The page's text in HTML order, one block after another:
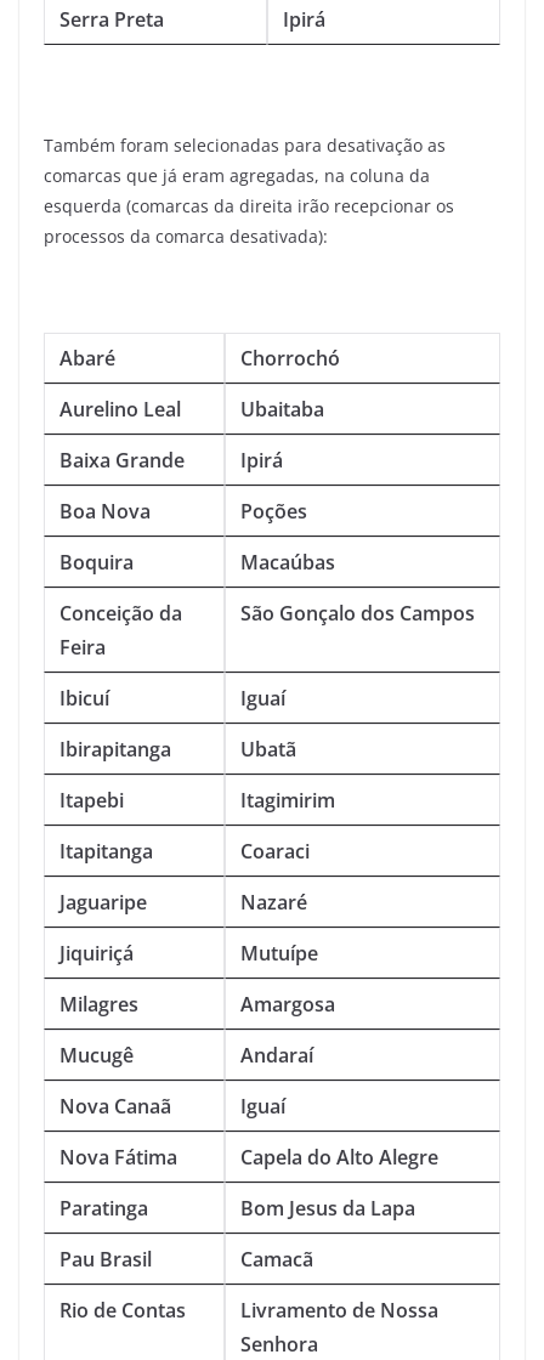
Serra Preta Ipirá
Também foram selecionadas para desativação as
comarcas que já eram agregadas, na coluna da
esquerda (comarcas da direita irão recepcionar os
processos da comarca desativada):
Abaré
Chorrochó
Aurelino Leal
Ubaitaba
Baixa Grande
Ipirá
Boa Nova
Poções
Boquira
Macaúbas
Conceição da
Feira
São Gonçalo dos Campos
Ibicuí
Iguaí
Ibirapitanga
Ubatã
Itapebi
Itagimirim
Itapitanga
Coaraci
Jaguaripe
Nazaré
Jiquiriçá
Mutuípe
Milagres
Amargosa
Mucugê
Andaraí
Nova Canaã
Iguaí
Nova Fátima
Capela do Alto Alegre
Paratinga
Bom Jesus da Lapa
Pau Brasil
Camacã
Rio de Contas
Livramento de Nossa
Senhora